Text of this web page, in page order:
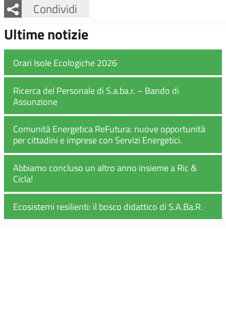
Condividi
Facebook
Twitter
Whatsapp
Ultime notizie
Orari Isole Ecologiche 2026
Ricerca del Personale di S.a.ba.r. – Bando di
Assunzione
Comunità Energetica ReFutura: nuove opportunità
per cittadini e imprese con Servizi Energetici.
Abbiamo concluso un altro anno insieme a Ric &
Cicla!
Ecosistemi resilienti: il bosco didattico di S.A.Ba.R.